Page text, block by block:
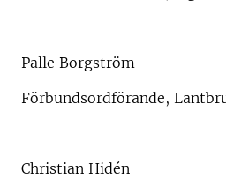
Palle Borgström
Förbundsordförande,
Christian Hidén